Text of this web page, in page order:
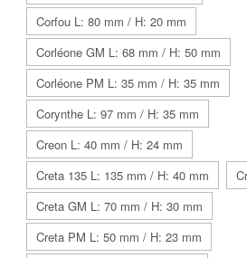
Corfou L: 80 mm / H: 20 mm
Corléone GM L: 68 mm / H: 50 mm
Corléone PM L: 35 mm / H: 35 mm
Corynthe L: 97 mm / H: 35 mm
Creon L: 40 mm / H: 24 mm
Creta 135 L: 135 mm / H: 40 mm
Creta GM L: 70 mm / H: 30 mm
Creta PM L: 50 mm / H: 23 mm